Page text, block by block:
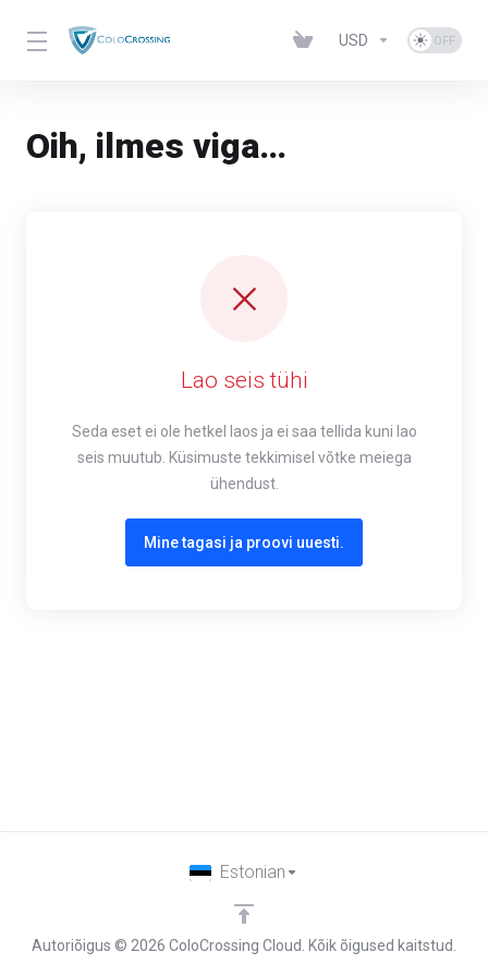
USD
Oih, ilmes viga…
Lao seis tühi
Seda eset ei ole hetkel laos ja ei saa tellida kuni lao
seis muutub. Küsimuste tekkimisel võtke meiega
ühendust.
Mine tagasi ja proovi uuesti.
Autoriõigus © 2026 ColoCrossing Cloud. Kõik õigused kaitstud.
Estonian